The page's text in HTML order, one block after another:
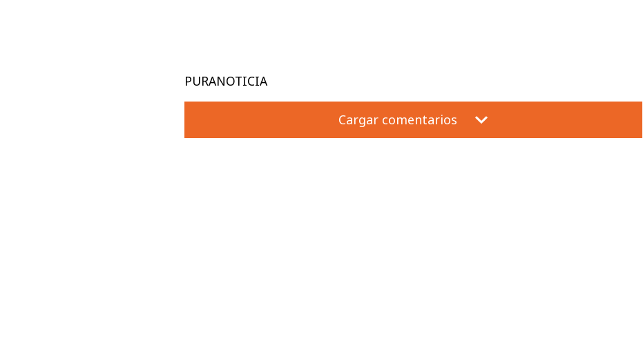
PURANOTICIA
Cargar comentarios